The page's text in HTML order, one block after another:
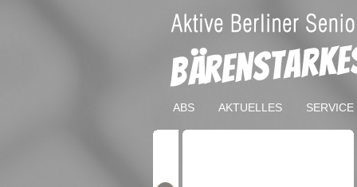
ABS AKTUELLES SERVICE